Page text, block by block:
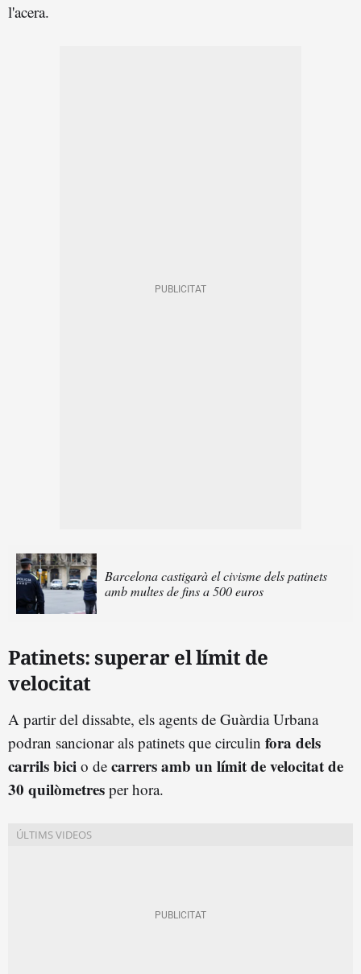
l'acera.
Barcelona castigarà el civisme dels patinets
amb multes de fins a 500 euros
Patinets: superar el límit de
velocitat
A partir del dissabte, els agents de Guàrdia Urbana
podran sancionar als patinets que circulin fora dels
carrils bici o de carrers amb un límit de velocitat de
30 quilòmetres per hora.